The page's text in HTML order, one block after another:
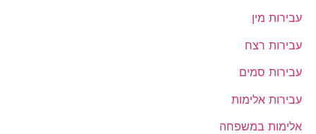
עבירות מין
עבירות רצח
עבירות סמים
עבירות אלימות
אלימות במשפחה